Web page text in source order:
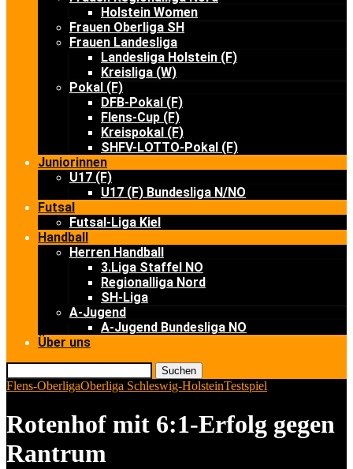
Holstein Women
Frauen Oberliga SH
Frauen Landesliga
Landesliga Holstein (F)
Kreisliga (W)
Pokal (F)
DFB-Pokal (F)
Flens-Cup (F)
Kreispokal (F)
SHFV-LOTTO-Pokal (F)
Juniorinnen
U17 (F)
U17 (F) Bundesliga N/NO
Futsal
Futsal-Liga Kiel
Handball
Herren Handball
3.Liga Staffel NO
Regionalliga Nord
SH-Liga
A-Jugend
A-Jugend Bundesliga NO
Über uns
Suchen
Flens-OberligaOberliga Schleswig-HolsteinTestspiel
Rotenhof mit 6:1-Erfolg gegen
Rantrum